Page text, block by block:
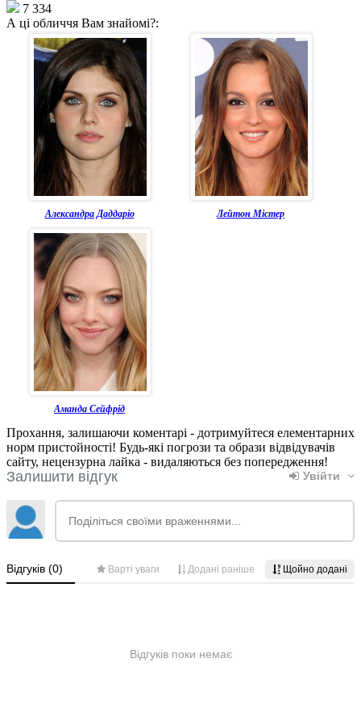
7 334
А ці обличчя Вам знайомі?:
Александра Даддаріо Лейтон Містер
Аманда Сейфрід
Прохання, залишаючи коментарі - дотримуйтеся елементарних
норм пристойності! Будь-які погрози та образи відвідувачів
сайту, нецензурна лайка - видаляються без попередження!